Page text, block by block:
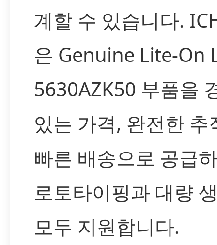
계할 수 있습니다.
은 Genuine Lite-On
5630AZK50 부품을
있는 가격, 완전한 추
빠른 배송으로 공급
로토타이핑과 대량
모두 지원합니다.